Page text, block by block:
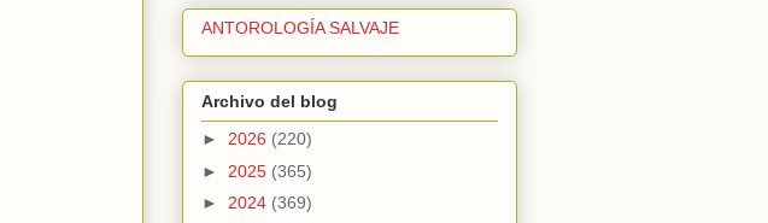
ANTOROLOGÍA SALVAJE
Archivo del blog
► 2026 (220)
► 2025 (365)
► 2024 (369)